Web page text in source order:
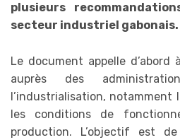
plusieurs
secteur industriel gabonais.
Le document appelle
auprès des
l’industrialisation, notamment
les conditions de
production. L’objectif est